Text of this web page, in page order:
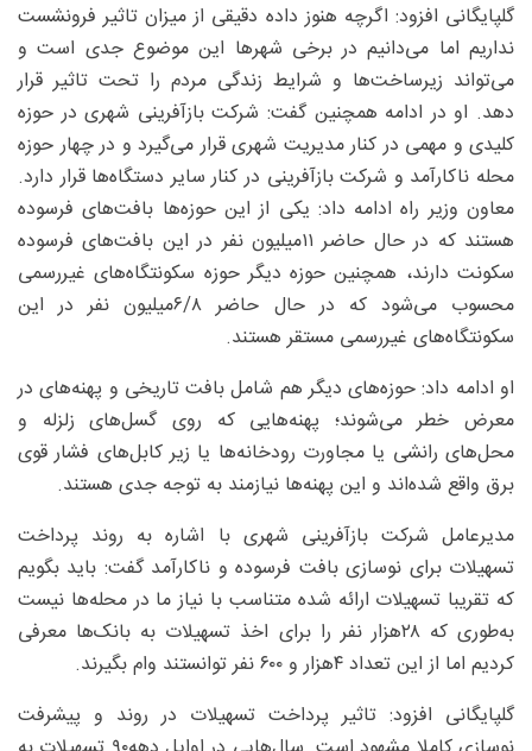
گلپایگانی افزود: اگرچه هنوز داده دقیقی از میزان تاثیر فرونشست
نداریم اما می‌دانیم در برخی شهرها این موضوع جدی است و
می‌تواند زیرساخت‌ها و شرایط زندگی مردم را تحت تاثیر قرار
دهد. او در ادامه همچنین گفت: شرکت بازآفرینی شهری در حوزه
کلیدی و مهمی در کنار مدیریت شهری قرار می‌گیرد و در چهار حوزه
محله ناکارآمد و شرکت بازآفرینی در کنار سایر دستگاه‌ها قرار دارد.
معاون وزیر راه ادامه داد: یکی از این حوزه‌ها بافت‌های فرسوده
هستند که در حال حاضر ۱۱‌میلیون نفر در این بافت‌های فرسوده
سکونت دارند، همچنین حوزه دیگر حوزه سکونتگاه‌های غیررسمی
محسوب می‌شود که در حال حاضر ۸/‏۶‌میلیون نفر در این
سکونتگاه‌های غیررسمی مستقر هستند.
او ادامه داد: حوزه‌های دیگر هم شامل بافت تاریخی و پهنه‌های در
معرض خطر می‌شوند؛ پهنه‌هایی که روی گسل‌های زلزله و
محل‌های رانشی یا مجاورت رودخانه‌ها یا زیر کابل‌های فشار قوی
برق واقع شده‌اند و این پهنه‌ها نیازمند به توجه جدی هستند.
مدیرعامل شرکت بازآفرینی شهری با اشاره به روند پرداخت
تسهیلات برای نوسازی بافت فرسوده و ناکارآمد گفت: باید بگویم
که تقریبا تسهیلات ارائه شده متناسب با نیاز ما در محله‌ها نیست
به‌طوری که ۲۸‌هزار نفر را برای اخذ تسهیلات به بانک‌ها معرفی
کردیم اما از این تعداد ۴‌هزار و ۶۰۰ نفر توانستند وام بگیرند.
گلپایگانی افزود: تاثیر پرداخت تسهیلات در روند و پیشرفت